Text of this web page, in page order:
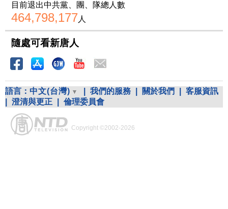
目前退出中共黨、團、隊總人數
464,798,177人
隨處可看新唐人
語言： 中文(台灣) 我們的服務 關於我們
客服資訊
澄清與更正 倫理委員會
Copyright ©2002-2026